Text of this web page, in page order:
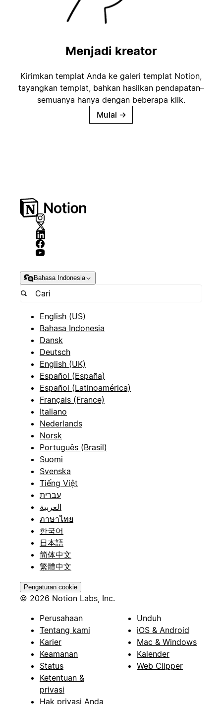
Menjadi kreator
Kirimkan templat Anda ke galeri templat Notion,
tayangkan templat, bahkan hasilkan pendapatan–
semuanya hanya dengan beberapa klik.
Mulai →
Bahasa Indonesia
English (US)
Bahasa Indonesia
Dansk
Deutsch
English (UK)
Español (España)
Español (Latinoamérica)
Français (France)
Italiano
Nederlands
Norsk
Português (Brasil)
Suomi
Svenska
Tiếng Việt
עברית
العربية
ภาษาไทย
한국어
日本語
简体中文
繁體中文
Pengaturan cookie
© 2026 Notion Labs, Inc.
Perusahaan
Tentang kami
Karier
Keamanan
Status
Ketentuan &
privasi
Hak privasi Anda
Unduh
iOS & Android
Mac & Windows
Kalender
Web Clipper